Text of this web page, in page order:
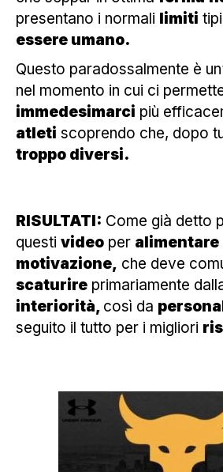
presentano i normali limiti
essere umano.
Questo paradossalmente è
nel momento in cui ci
immedesimarci più
atleti scoprendo che, dopo
troppo diversi.
RISULTATI: Come già detto
questi video per alimentare
motivazione, che deve
scaturire primariamente
interiorità, così da
seguito il tutto per i migliori